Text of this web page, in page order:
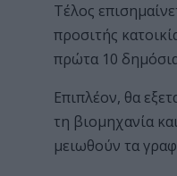
Τέλος
προσιτής
πρώτα 10
Επιπλέον, θα
τη βιομηχανία
μειωθούν τα